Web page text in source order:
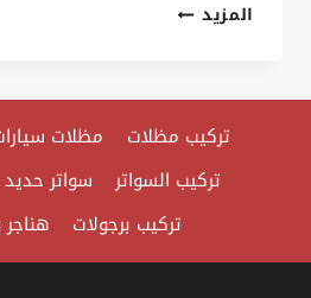
المزيدتركيب
ت:
0535879621
برجولات
كافيهات
تركيب مظلات مظلات
تركيب السواتر
سواتر حديد
تركيب برجولات